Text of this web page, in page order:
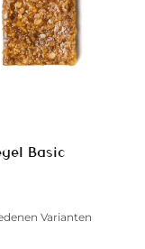
Basic
Varianten